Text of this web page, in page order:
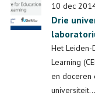
10 dec
Drie
Het Leiden-
Learning
en doceren
universiteit…